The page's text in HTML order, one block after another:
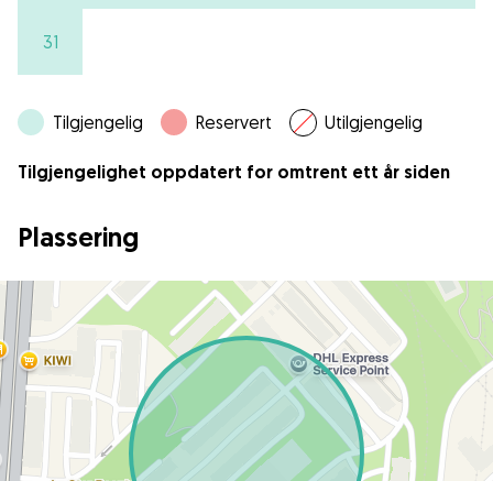
31
Tilgjengelig Reservert Utilgjengelig
Tilgjengelighet oppdatert for omtrent ett år siden
Plassering